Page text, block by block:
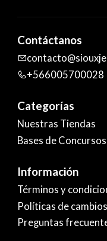
Contáctanos
+566005700028
Categorías
Nuestras Tiendas
Bases de Concursos
Información
Términos y
Políticas de
Preguntas